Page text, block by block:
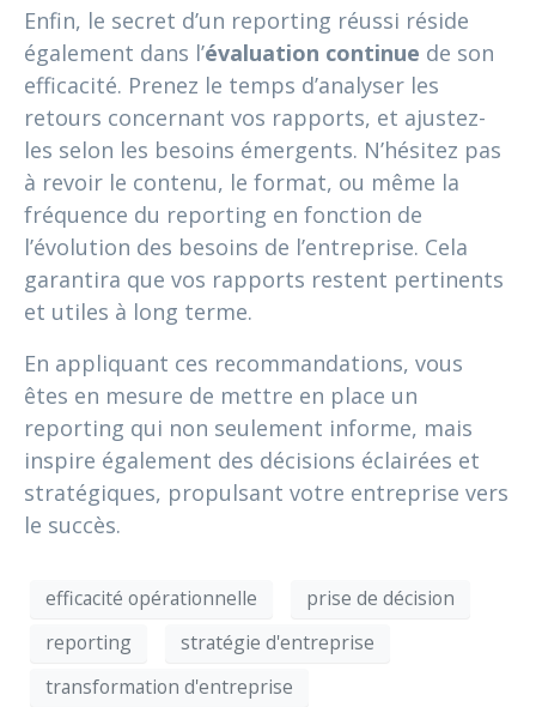
Enfin, le secret d’un reporting réussi réside
également dans l’évaluation continue de son
efficacité. Prenez le temps d’analyser les
retours concernant vos rapports, et ajustez-
les selon les besoins émergents. N’hésitez pas
à revoir le contenu, le format, ou même la
fréquence du reporting en fonction de
l’évolution des besoins de l’entreprise. Cela
garantira que vos rapports restent pertinents
et utiles à long terme.
En appliquant ces recommandations, vous
êtes en mesure de mettre en place un
reporting qui non seulement informe, mais
inspire également des décisions éclairées et
stratégiques, propulsant votre entreprise vers
le succès.
efficacité opérationnelle
prise de décision
reporting
stratégie d'entreprise
transformation d'entreprise